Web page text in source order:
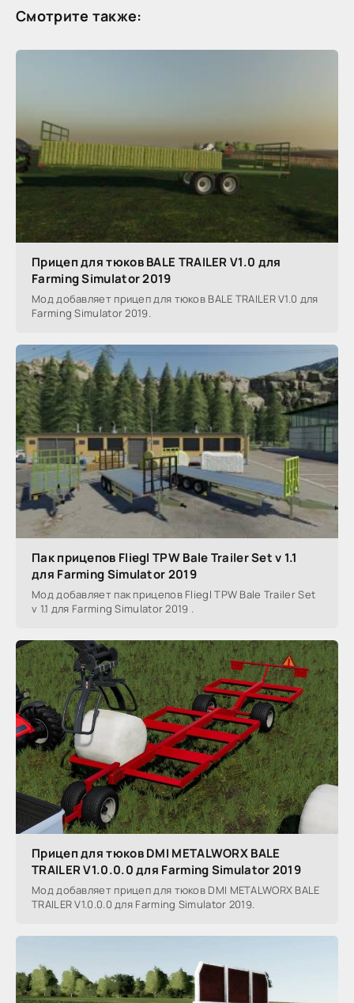
Смотрите также:
Прицеп для тюков BALE TRAILER V1.0 для
Farming Simulator 2019
Мод добавляет прицеп для тюков BALE TRAILER V1.0 для
Farming Simulator 2019.
Пак прицепов Fliegl TPW Bale Trailer Set v 1.1
для Farming Simulator 2019
Мод добавляет пак прицепов Fliegl TPW Bale Trailer Set
v 1.1 для Farming Simulator 2019 .
Прицеп для тюков DMI METALWORX BALE
TRAILER V1.0.0.0 для Farming Simulator 2019
Мод добавляет прицеп для тюков DMI METALWORX BALE
TRAILER V1.0.0.0 для Farming Simulator 2019.